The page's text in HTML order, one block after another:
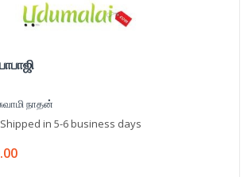
நாதன்
in 5-6 business days